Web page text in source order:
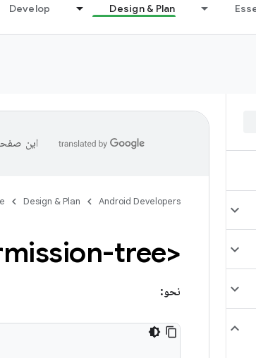
Design & Plan
Develop
این
Android Developers
Design & Plan
<permission-tree>
نحو: